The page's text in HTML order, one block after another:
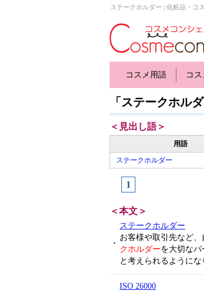
ステークホルダー | 化粧品・コ
コスメ用語 コス
「ステークホル
＜見出し語＞
用語
ステークホルダー
1
＜本文＞
・
ステークホルダー
お客様や取引先など
クホルダーを大切な
と考えられるように
ISO 26000